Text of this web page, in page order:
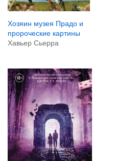
Хозяин музея Прадо и
пророческие картины
Хавьер Сьерра